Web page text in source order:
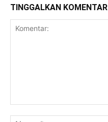
TINGGALKAN KOMENTAR